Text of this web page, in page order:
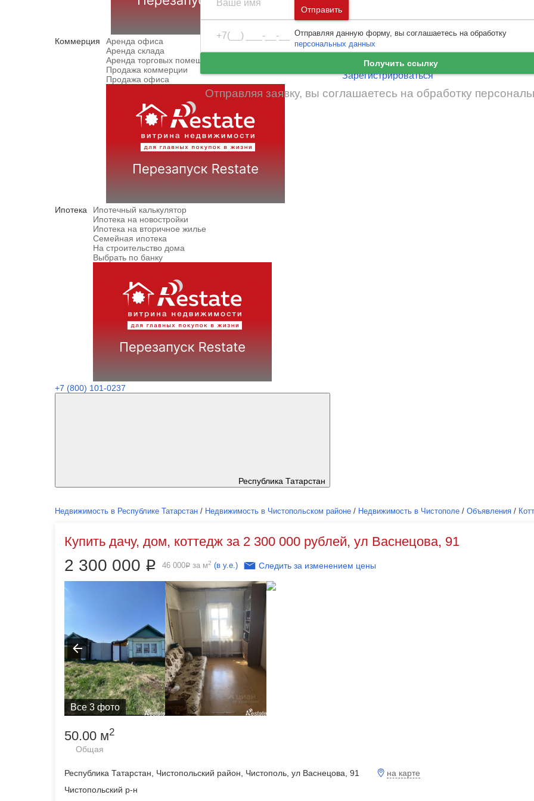
Коммерция
Аренда офиса
Аренда склада
Аренда торговых помещений
Продажа коммерции
Продажа офиса
Ипотека
Ипотечный калькулятор
Ипотека на новостройки
Ипотека на вторичное жилье
Семейная ипотека
На строительство дома
Выбрать по банку
+7 (800) 101-0237
Республика Татарстан
Москва иМосковская область
Санкт-Петербург
Ленинградская
Ошибка авторизации
Войти Забыли пароль
Зарегистрироваться
Недвижимость в Республике Татарстан / Недвижимость в Чистопольском районе / Недвижимость в Чистополе / Объявления /
Купить дачу, дом, коттедж за 2 300 000 рублей, ул Васнецова, 91
Все 3 фото
2 300 000 Р 46 000Р за м2 (в у.е.) Следить за изменением цены
50.00 м2
Общая
Республика Татарстан, Чистопольский район, Чистополь, ул Васнецова, 91
на карте
Чистопольский р-н
Получить ссылку
Отправляя заявку, вы соглашаетесь на обработку
Отправить
Отправляя данную форму, вы соглашаетесь на обработку
персональных данных